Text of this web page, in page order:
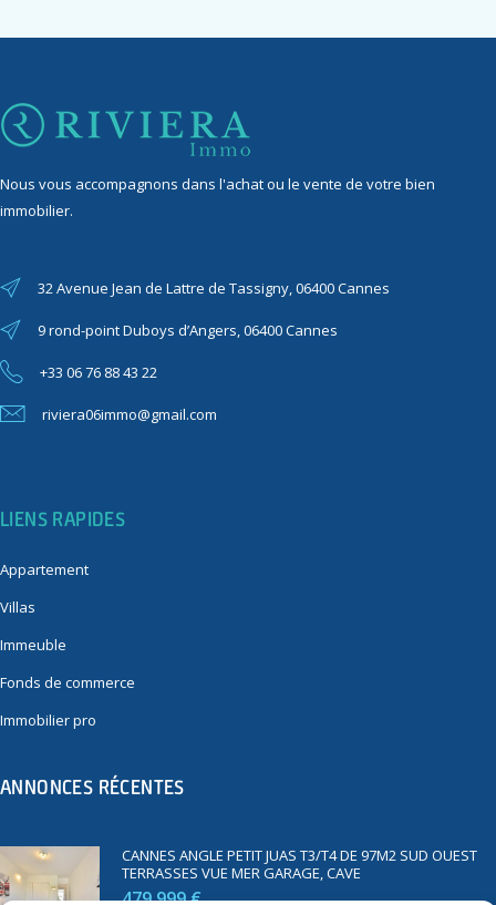
Nous vous accompagnons dans l'achat ou le vente de votre bien
immobilier.
32 Avenue Jean de Lattre de Tassigny, 06400 Cannes
9 rond-point Duboys d’Angers, 06400 Cannes
+33 06 76 88 43 22
riviera06immo@gmail.com
LIENS RAPIDES
Appartement
Villas
Immeuble
Fonds de commerce
Immobilier pro
ANNONCES RÉCENTES
CANNES ANGLE PETIT JUAS T3/T4 DE 97M2 SUD OUEST
TERRASSES VUE MER GARAGE, CAVE
479 999 €